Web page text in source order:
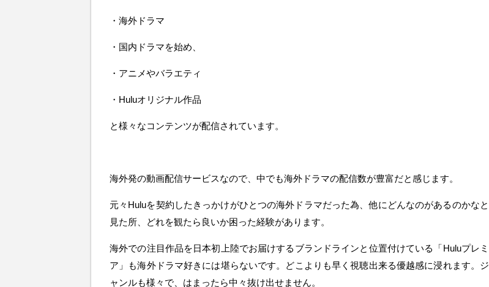
・海外ドラマ
・国内ドラマを始め、
・アニメやバラエティ
・Huluオリジナル作品
と様々なコンテンツが配信されています。
海外発の動画配信サービスなので、中でも海外ドラマの配信数が豊富だと感じます。
元々Huluを契約したきっかけがひとつの海外ドラマだった為、他にどんなのがあるのかなと
見た所、どれを観たら良いか困った経験があります。
海外での注目作品を日本初上陸でお届けするブランドラインと位置付けている「Huluプレミ
ア」も海外ドラマ好きには堪らないです。どこよりも早く視聴出来る優越感に浸れます。ジ
ャンルも様々で、はまったら中々抜け出せません。